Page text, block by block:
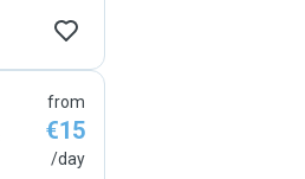
from
€15
/day